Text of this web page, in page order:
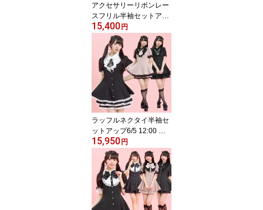
アクセサリーリボンレー
スフリル半袖セットアッ
プ5/2 12:00 ピンク再入
荷4/10 12:00 販売スター
トsecrethoney シーク
レットハニー シーハ
ニ 量産型 地雷系 双
子コーデ 参戦服 レデ
ィース 可愛い 無地
チェック ブラック
黒 ピンク グレー
15,400円
ラッフルネクタイ半袖セ
ットアップ6/5 12:00 ピ
ンク・ストライプクロ再
入荷4/22 12:00 販売スタ
ートsecrethoney シー
クレットハニー シーハ
ニ 量産型 地雷系 参
戦服 レディース 可愛
い 無地 ストライプ
15,950円